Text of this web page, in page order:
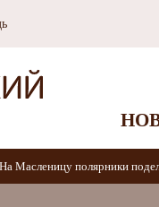
На Масленицу полярники